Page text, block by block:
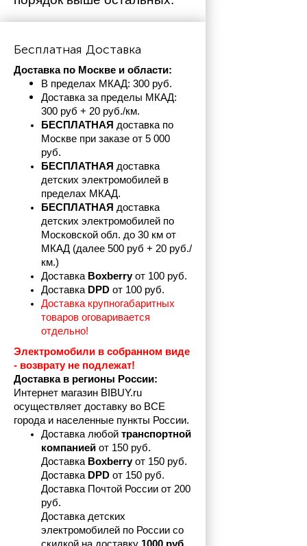
Бесплатная Доставка
Доставка по Москве и области:
В пределах МКАД: 300 руб.
Доставка за пределы МКАД:
300 руб + 20 руб./км.
БЕСПЛАТНАЯ доставка по
Москве при заказе от 5 000
руб.
БЕСПЛАТНАЯ доставка
детских электромобилей в
пределах МКАД.
БЕСПЛАТНАЯ доставка
детских электромобилей по
Московской обл. до 30 км от
МКАД (далее 500 руб + 20 руб./
км.)
Доставка Boxberry от 100 руб.
Доставка DPD от 100 руб.
Доставка крупногабаритных
товаров оговаривается
отдельно!
Электромобили в собранном виде
- возврату не подлежат!
Доставка в регионы России:
Интернет магазин BIBUY.ru
осуществляет доставку во ВСЕ
города и населенные пункты России.
Доставка любой транспортной
компанией от 150 руб.
Доставка Boxberry от 150 руб.
Доставка DPD от 150 руб.
Доставка Почтой России от 200
руб.
Доставка детских
электромобилей по России со